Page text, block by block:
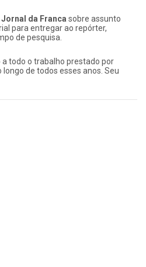
Jornal da Franca sobre assunto
para entregar ao repórter,
de pesquisa.
a todo o trabalho prestado por
de todos esses anos. Seu